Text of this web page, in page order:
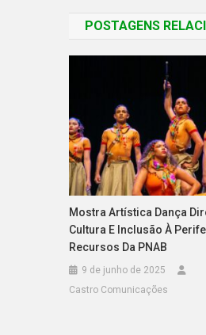
POSTAGENS
Mostra Artística Dança
Cultura E Inclusão À
Recursos Da PNAB
9 de junho de 2025
Castro Comunicações